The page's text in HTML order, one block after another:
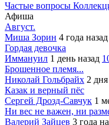
Частые вопросы
Афиша
Август.
Миша Зорин 4 года назад
Гордая девочка
Иммануил 1 день назад
Брошенное племя...
Николай Гольбрайх 2
Казак и верный пёс
Сергей Дрозд-Савчук 1
Ни вес не важен, ни
Валерий Зайцев 3 года